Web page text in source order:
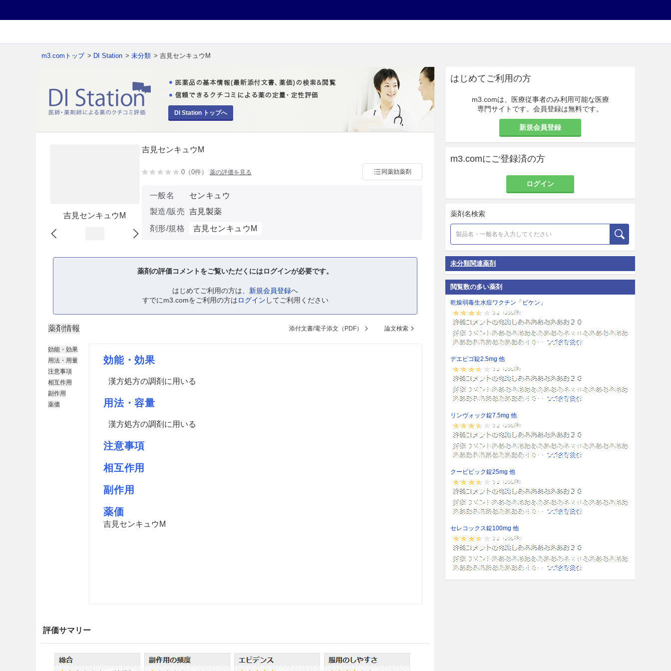
m3.comトップ > DI Station > 未分類 > 吉見センキュウM
DI Station トップへ
吉見センキュウM
吉見センキュウM
0（0件） 薬の評価を見る 同薬効薬剤
一般名
センキュウ
製造/販売 吉見製薬
剤形/規格
吉見センキュウM
薬剤の評価コメントをご覧いただくにはログインが必要です。
はじめてご利用の方は、 新規会員登録へ
すでにm3.comをご利用の方はログイン してご利用ください
薬剤情報 添付文書/電子添文（PDF） 論文検索
効能・効果
用法・用量
注意事項
相互作用
副作用
薬価
効能・効果
漢方処方の調剤に用いる
用法・容量
漢方処方の調剤に用いる
注意事項
相互作用
副作用
薬価
吉見センキュウM
評価サマリー
はじめてご利用の方
m3.comは、医療従事者のみ利用可能な医療
専門サイトです。会員登録は無料です。
新規会員登録
m3.comにご登録済の方
ログイン
薬剤名検索
未分類関連薬剤
閲覧数の多い薬剤
乾燥弱毒生水痘ワクチン「ビケン」
デエビゴ錠2.5mg 他
リンヴォック錠7.5mg 他
クービビック錠25mg 他
セレコックス錠100mg 他